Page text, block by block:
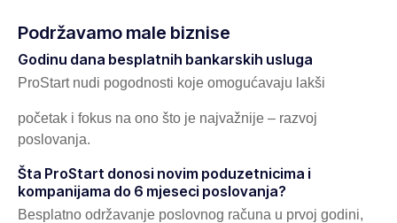
Podržavamo male biznise
Godinu dana besplatnih bankarskih usluga
ProStart nudi pogodnosti koje omogućavaju lakši
početak i fokus na ono što je najvažnije – razvoj
poslovanja.
Šta ProStart donosi novim poduzetnicima i
kompanijama do 6 mjeseci poslovanja?
Besplatno održavanje poslovnog računa u prvoj godini,